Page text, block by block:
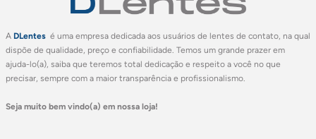
A DLentes é uma empresa dedicada aos usuários de lentes de contato, na qual
dispõe de qualidade, preço e confiabilidade. Temos um grande prazer em
ajuda-lo(a), saiba que teremos total dedicação e respeito a você no que
precisar, sempre com a maior transparência e profissionalismo.
Seja muito bem vindo(a) em nossa loja!